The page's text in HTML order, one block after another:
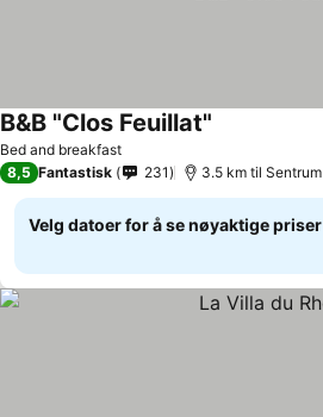
Bed and breakfast
B&B "Clos Feuillat"
8,5 Fantastisk 231 3.5 km til Sentrum
Velg datoer for å se nøyaktige priser